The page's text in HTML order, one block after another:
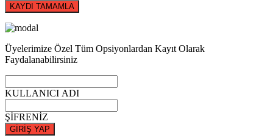
KAYDI TAMAMLA
Üyelerimize Özel Tüm Opsiyonlardan Kayıt Olarak
Faydalanabilirsiniz
KULLANICI ADI
ŞİFRENİZ
GİRİŞ YAP